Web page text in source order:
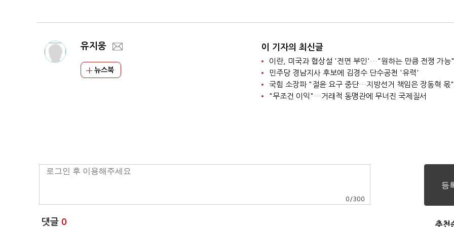
유지웅
뉴스북
이 기자의 최신글
이란, 미국과 협상설 '전면 부인'…"원하는 만큼 전쟁 가능"
민주당 경남지사 후보에 김경수 단수공천 '유력'
국힘 소장파 "절윤 요구 중단…지방선거 책임은 장동혁 몫"
"무조건 이익"…거래적 동맹관에 무너진 국제질서
0 /300
댓글 0 추천